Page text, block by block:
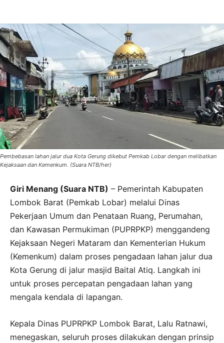
Pembebasan lahan jalur dua Kota Gerung dikebut Pemkab Lobar dengan melibatkan
Kejaksaan dan Kemenkum. (Suara NTB/her)
Giri Menang (Suara NTB) – Pemerintah Kabupaten
Lombok Barat (Pemkab Lobar) melalui Dinas
Pekerjaan Umum dan Penataan Ruang, Perumahan,
dan Kawasan Permukiman (PUPRPKP) menggandeng
Kejaksaan Negeri Mataram dan Kementerian Hukum
(Kemenkum) dalam proses pengadaan lahan jalur dua
Kota Gerung di jalur masjid Baital Atiq. Langkah ini
untuk proses percepatan pengadaan lahan yang
mengala kendala di lapangan.
Kepala Dinas PUPRPKP Lombok Barat, Lalu Ratnawi,
menegaskan, seluruh proses dilakukan dengan prinsip